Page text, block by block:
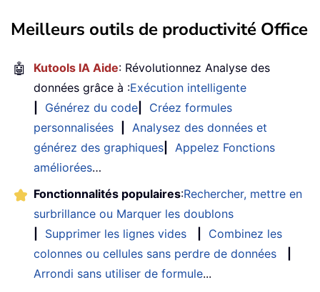
Meilleurs outils de productivité Office
🤖 Kutools IA Aide: Révolutionnez Analyse des
données grâce à :Exécution intelligente
Générez du code
Créez formules
personnalisées
Analysez des données et
générez des graphiques
Appelez Fonctions
améliorées…
Fonctionnalités populaires:Rechercher, mettre en
surbrillance ou Marquer les doublons
Supprimer les lignes vides
Combinez les
colonnes ou cellules sans perdre de données
Arrondi sans utiliser de formule...